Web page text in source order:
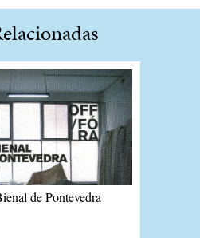
de Pontevedra,
de España
será inaugurada este
Emol.com
de Pontevedra